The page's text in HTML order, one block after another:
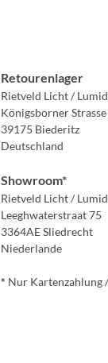
Retourenlager
Rietveld Licht /
Königsborner
39175 Biederitz
Deutschland
Showroom*
Rietveld Licht /
Leeghwaterstraat 75
3364AE Sliedrecht
Niederlande
* Nur Kartenzahlung